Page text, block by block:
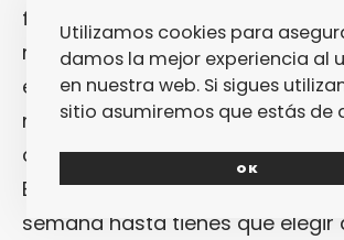
favorito de cada año siempre
retrospectiva en términos de
excepcionalidad. Conciertos hay
muy buenos, y (supongo que)
cuando vives en una ciudad
Barcelona, urbes en las que
semana hasta tienes que elegir
Utilizamos cookies para
damos la mejor experiencia al
en nuestra web. Si sigues
sitio asumiremos que estás de
OK